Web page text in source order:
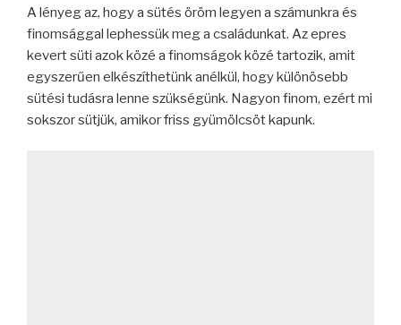
A lényeg az, hogy a sütés öröm legyen a számunkra és
finomsággal lephessük meg a családunkat. Az epres
kevert süti azok közé a finomságok közé tartozik, amit
egyszerűen elkészíthetünk anélkül, hogy különösebb
sütési tudásra lenne szükségünk. Nagyon finom, ezért mi
sokszor sütjük, amikor friss gyümölcsöt kapunk.